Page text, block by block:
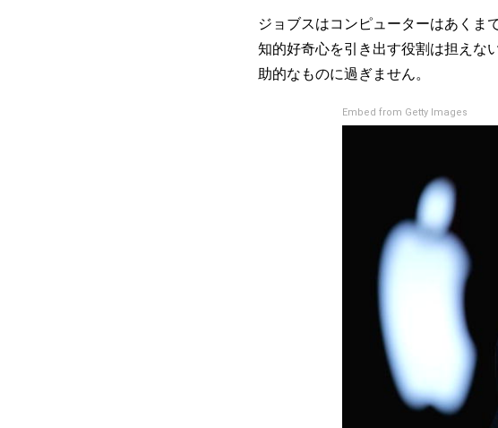
ジョブスはコンピューターはあくま
知的好奇心を引き出す役割は担えな
助的なものに過ぎません。
Embed from Getty Images